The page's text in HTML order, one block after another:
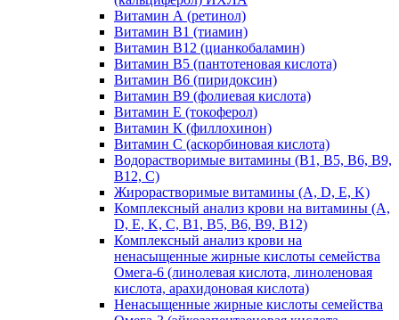
Витамин А (ретинол)
Витамин В1 (тиамин)
Витамин В12 (цианкобаламин)
Витамин В5 (пантотеновая кислота)
Витамин В6 (пиридоксин)
Витамин В9 (фолиевая кислота)
Витамин Е (токоферол)
Витамин К (филлохинон)
Витамин С (аскорбиновая кислота)
Водорастворимые витамины (B1, B5, B6, В9,
В12, С)
Жирорастворимые витамины (A, D, E, K)
Комплексный анализ крови на витамины (A,
D, E, K, C, B1, B5, B6, В9, B12)
Комплексный анализ крови на
ненасыщенные жирные кислоты семейства
Омега-6 (линолевая кислота, линоленовая
кислота, арахидоновая кислота)
Ненасыщенные жирные кислоты семейства